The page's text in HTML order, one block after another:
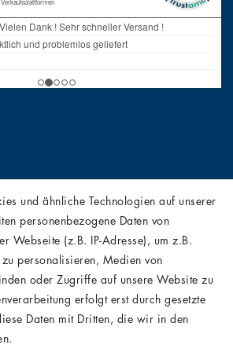
und ähnliche Technologien auf unserer
personenbezogene Daten von
Webseite (z.B. IP-Adresse), um z.B.
personalisieren, Medien von
oder Zugriffe auf unsere Website zu
erfolgt erst durch gesetzte
Daten mit Dritten, die wir in den